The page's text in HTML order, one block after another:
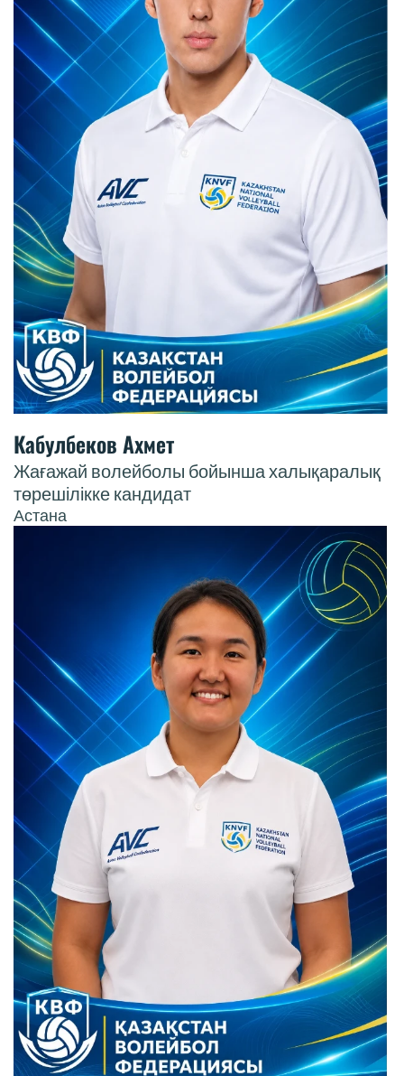
Кабулбеков Ахмет
Жағажай волейболы бойынша халықаралық
төрешілікке кандидат
Астана